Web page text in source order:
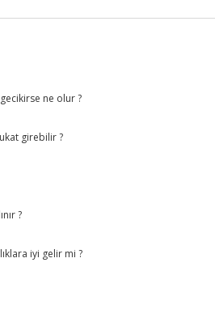
ne olur ?
girebilir ?
?
iyi gelir mi ?